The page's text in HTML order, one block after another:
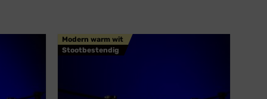
Modern warm wit
Stootbestendig